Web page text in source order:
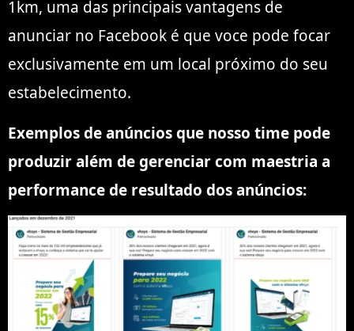
1km, uma das principais vantagens de
anunciar no Facebook é que voce pode focar
exclusivamente em um local próximo do seu
estabelecimento.
Exemplos de anúncios que nosso time pode
produzir além de gerenciar com maestria a
performance de resultado dos anúncios: